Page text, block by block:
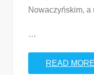
Nowaczyńskim, a
…
READ MORE